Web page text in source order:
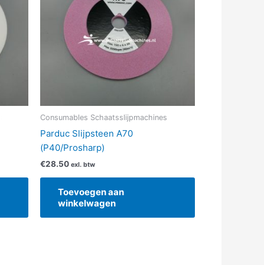
Consumables Schaatsslijpmachines
Parduc Slijpsteen A70
(P40/Prosharp)
€28.50 exl. btw
Toevoegen aan
winkelwagen